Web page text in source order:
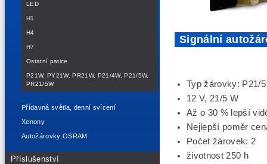
LED
H1
H4
H7
Ostatní patice
P21W, PY21W, PR21W, P21/4W, P21/5W,
PR21/5W
Přídavná světla, denní svícení
Xenony
Autožárovky OSRAM
Příslušenství
Signální
Typ žárovky: P21/
12 V, 21/5 W
Až o 30 % lepší
Nejlepší poměr
Počet žárovek: 2
životnost 250 h